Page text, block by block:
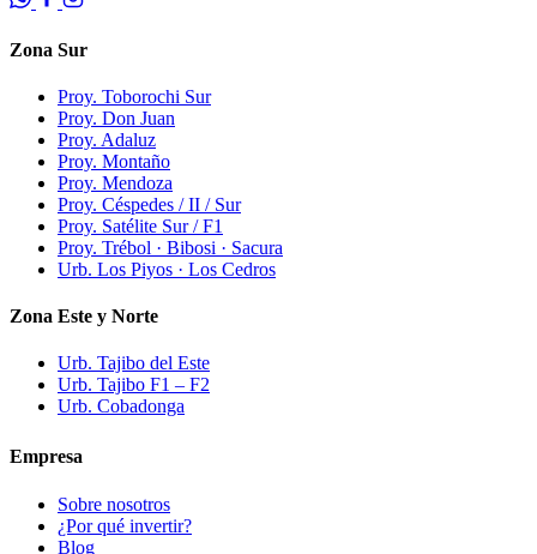
Zona Sur
Proy. Toborochi Sur
Proy. Don Juan
Proy. Adaluz
Proy. Montaño
Proy. Mendoza
Proy. Céspedes / II / Sur
Proy. Satélite Sur / F1
Proy. Trébol · Bibosi · Sacura
Urb. Los Piyos · Los Cedros
Zona Este y Norte
Urb. Tajibo del Este
Urb. Tajibo F1 – F2
Urb. Cobadonga
Empresa
Sobre nosotros
¿Por qué invertir?
Blog